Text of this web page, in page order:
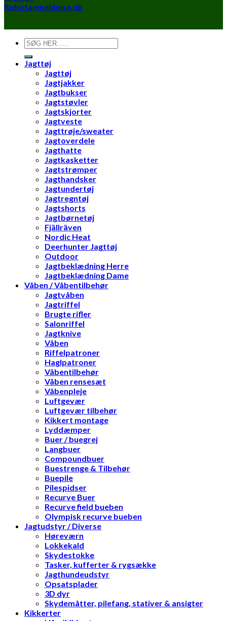
Robotanmeldelse.dk
Søg
efter:
Jagttøj
Jagttøj
Jagtjakker
Jagtbukser
Jagtstøvler
Jagtskjorter
Jagtveste
Jagttrøje/sweater
Jagtoverdele
Jagthatte
Jagtkasketter
Jagtstrømper
Jagthandsker
Jagtundertøj
Jagtregntøj
Jagtshorts
Jagtbørnetøj
Fjällräven
Nordic Heat
Deerhunter Jagttøj
Outdoor
Jagtbeklædning Herre
Jagtbeklædning Dame
Våben / Våbentilbehør
Jagtvåben
Jagtriffel
Brugte rifler
Salonriffel
Jagtknive
Våben
Riffelpatroner
Haglpatroner
Våbentilbehør
Våben rensesæt
Våbenpleje
Luftgevær
Luftgevær tilbehør
Kikkert montage
Lyddæmper
Buer / buegrej
Langbuer
Compoundbuer
Buestrenge & Tilbehør
Buepile
Pilespidser
Recurve Buer
Recurve field bueben
Olympisk recurve bueben
Jagtudstyr / Diverse
Høreværn
Lokkekald
Skydestokke
Tasker, kufferter & rygsække
Jagthundeudstyr
Opsatsplader
3D dyr
Skydemåtter, pilefang, stativer & ansigter
Kikkerter